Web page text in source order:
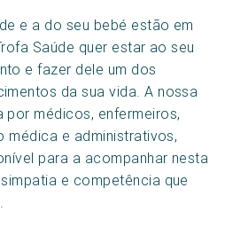
e a do seu bebé estão em
Saúde quer estar ao seu
e fazer dele um dos
da sua vida. A nossa
por médicos, enfermeiros,
médica e administrativos,
para a acompanhar nesta
e competência que